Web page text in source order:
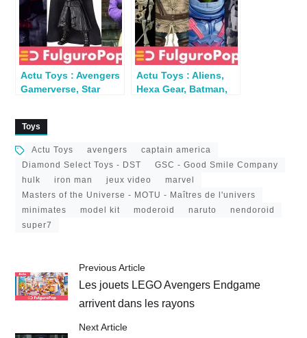
Actu Toys : Avengers
Gamerverse, Star
Actu Toys : Aliens,
Hexa Gear, Batman,
Toys
Actu Toys avengers
captain america
Diamond Select Toys - DST
GSC - Good Smile Company
hulk
iron man jeux video
marvel
Masters of the Universe - MOTU - Maîtres de l'univers
minimates
model kit moderoid naruto
nendoroid
super7
Previous Article
Les jouets LEGO Avengers Endgame
arrivent dans les rayons
Next Article